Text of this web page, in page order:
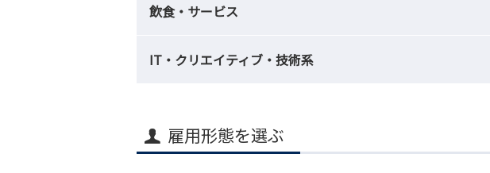
飲食・サービス
IT・クリエイティブ・技術系
雇用形態を選ぶ